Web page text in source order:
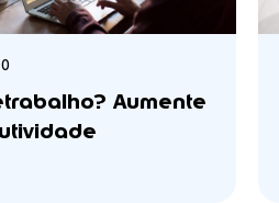
Aumente